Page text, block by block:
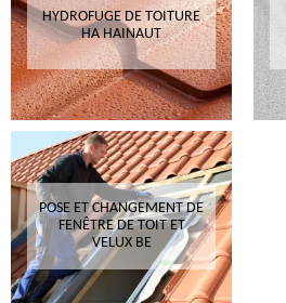
HYDROFUGE DE TOITURE
HA HAINAUT
POSE ET CHANGEMENT DE
FENÊTRE DE TOIT ET
VELUX BE